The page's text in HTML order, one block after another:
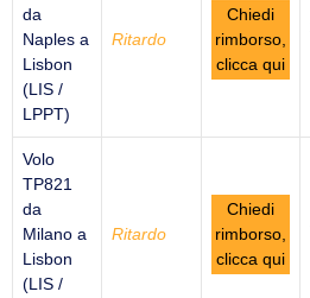
da
Naples a
Lisbon
(LIS /
LPPT)
Ritardo
Chiedi
rimborso,
clicca qui
Volo
TP821
da
Milano a
Lisbon
(LIS /
Ritardo
Chiedi
rimborso,
clicca qui